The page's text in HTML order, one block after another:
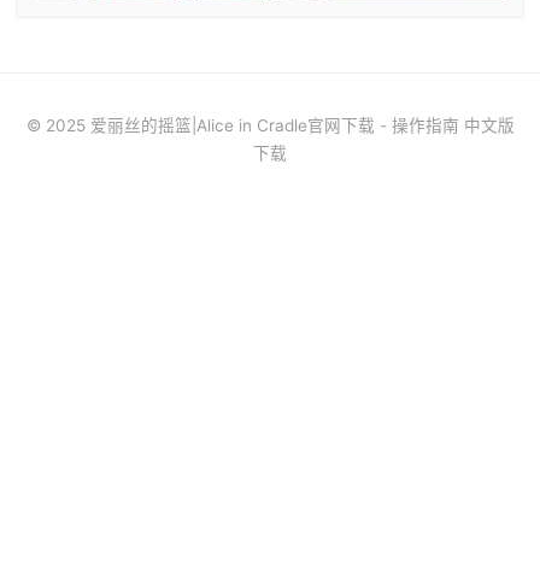
© 2025 爱丽丝的摇篮|Alice in Cradle官网下载 - 操作指南 中文版
下载